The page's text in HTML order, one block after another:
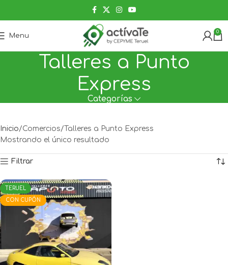
Menu
0
Talleres a Punto
Express
Categorías
Inicio Comercios
Talleres a Punto Express
Mostrando el único resultado
Filtrar
TERUEL
CON CUPÓN